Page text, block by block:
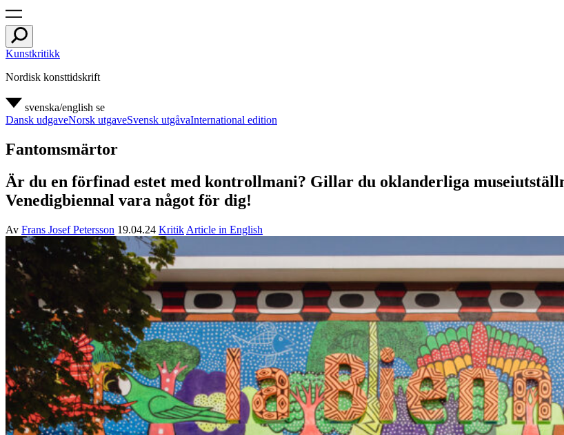
Kunstkritikk
Nordisk konsttidskrift
svenska/english se
Dansk udgaveNorsk utgaveSvensk utgåvaInternational edition
Fantomsmärtor
Är du en förfinad estet med kontrollmani? Gillar du oklanderliga
Venedigbiennal vara något för dig!
Av Frans Josef Petersson 19.04.24 Kritik Article in English